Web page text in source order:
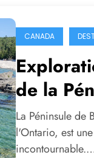
CANADA
de la
La Péninsule de
l'Ontario, est